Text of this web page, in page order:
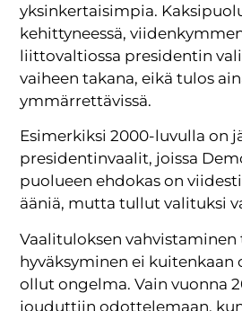
yksinkertaisimpia.
kehittyneessä,
liittovaltiossa presidentin
vaiheen takana, eikä tulos
ymmärrettävissä.
Esimerkiksi 2000-luvulla on
presidentinvaalit, joissa
puolueen ehdokas on
ääniä, mutta tullut valituksi
Vaalituloksen vahvistaminen
hyväksyminen ei kuitenkaan
ollut ongelma. Vain vuonna
jouduttiin odottelemaan,